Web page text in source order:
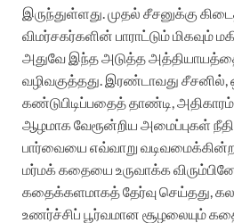
இருந்துள்ளது. முதல் சீசனுக்கு
விமர்சகர்களின் பாராட்டும் மிகவும்
அதுவே இந்த அடுத்த
வழிவகுத்தது. இரண்டாவது சீசனில்,
கண்டுபிடிப்பதைத் தாண்டி,
ஆழமாக வேரூன்றிய அமைப்புகள்
பார்வையை எவ்வாறு
மர்மக் கதையை உருவாக்க
கதைக்களமாகத் தேர்வு செய்தது,
உணர்ச்சிப் பூர்வமான சூழலையும்